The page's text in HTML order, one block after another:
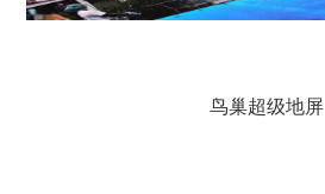
鸟巢超级地屏